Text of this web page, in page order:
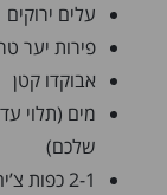
עלים ירוקים
פירות יער
אבוקדו קטן
מים (תלוי
שלכם)
2-1 כפות צ’יה